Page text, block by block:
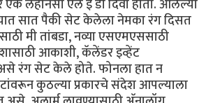
एक लहानसा एल इ डी दिवा होता. आलेल्या
सात पैकी सेट केलेला नेमका रंग दिसत
मी तांबडा, नव्या एसएमएससाठी
आकाशी, कॅलेंडर इव्हेंट
असे रंग सेट केले होते. फोनला हात न
कुठल्या प्रकारचे संदेश आपल्याला